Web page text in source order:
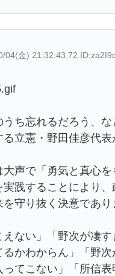
04(金) 21:32:43.72
ち忘れるだろう、な
立憲・野田佳彦代表
声で「勇気と真心を
践することにより
守り抜く決意であり
ない」「野次が凄す
かわからん」「野次
てこない」「所信